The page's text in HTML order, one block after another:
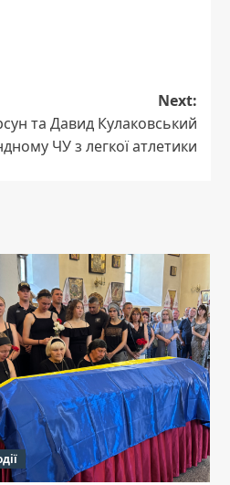
Next:
та Давид Кулаковський
ЧУ з легкої атлетики